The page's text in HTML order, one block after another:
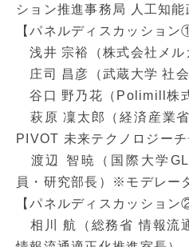
ション推進事務局 人工知能
【パネルディスカッション
浅井 宗裕（株式会社メル
庄司 昌彦（武蔵大学 社会
谷口 野乃花（Polimill株
萩原 凜太郎（経済産業
PIVOT 未来テクノロジーチ
渡辺 智暁（国際大学
員・研究部長）※モデレー
【パネルディスカッション
相川 航（総務省 情報流